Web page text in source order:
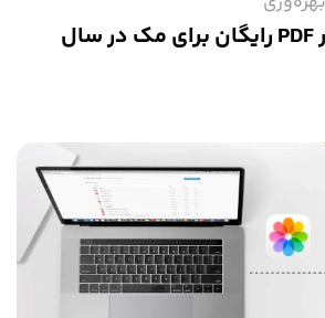
بهترین ویرایشگر PDF رایگان برای مک در سال